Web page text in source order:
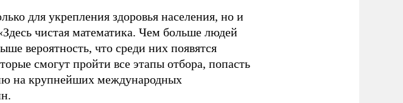
для укрепления здоровья населения, но и
чистая математика. Чем больше людей
вероятность, что среди них появятся
смогут пройти все этапы отбора, попасть
на крупнейших международных